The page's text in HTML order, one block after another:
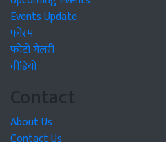
Events Update
फोरम
फोटो गैलरी
वीडियो
Contact
About Us